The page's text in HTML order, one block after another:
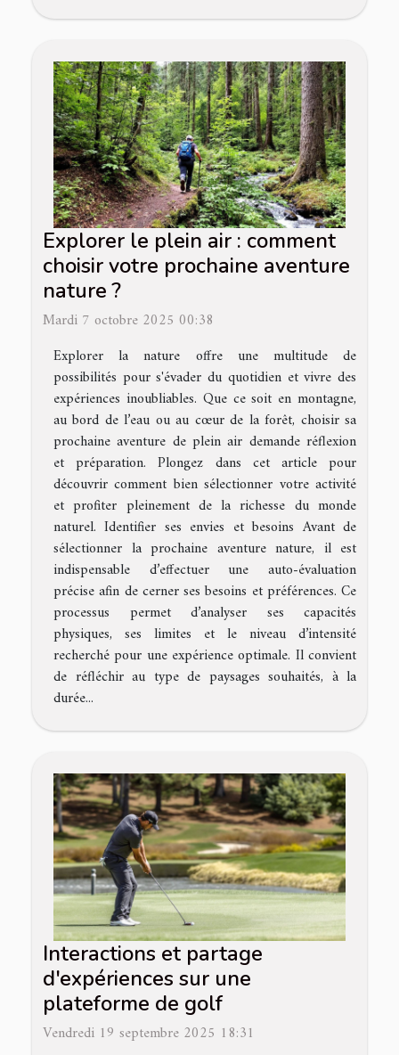
Explorer le plein air : comment
choisir votre prochaine aventure
nature ?
Mardi 7 octobre 2025 00:38
Explorer la nature offre une multitude de
possibilités pour s'évader du quotidien et vivre des
expériences inoubliables. Que ce soit en montagne,
au bord de l’eau ou au cœur de la forêt, choisir sa
prochaine aventure de plein air demande réflexion
et préparation. Plongez dans cet article pour
découvrir comment bien sélectionner votre activité
et profiter pleinement de la richesse du monde
naturel. Identifier ses envies et besoins Avant de
sélectionner la prochaine aventure nature, il est
indispensable d’effectuer une auto-évaluation
précise afin de cerner ses besoins et préférences. Ce
processus permet d’analyser ses capacités
physiques, ses limites et le niveau d’intensité
recherché pour une expérience optimale. Il convient
de réfléchir au type de paysages souhaités, à la
durée...
Interactions et partage
d'expériences sur une
plateforme de golf
Vendredi 19 septembre 2025 18:31